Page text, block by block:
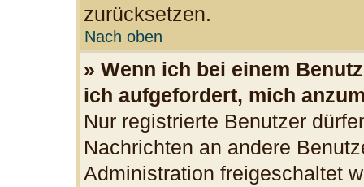
zurücksetzen.
Nach oben
» Wenn ich bei einem
ich aufgefordert, mich
Nur registrierte Benutzer
Nachrichten an andere
Administration freigeschaltet